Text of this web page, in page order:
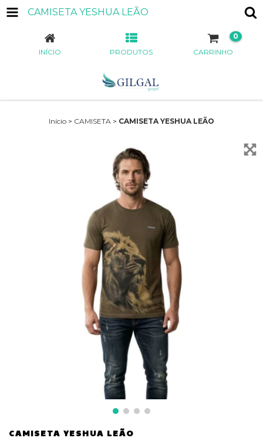
CAMISETA YESHUA LEÃO
INÍCIO PRODUTOS CARRINHO
0
Início > CAMISETA > CAMISETA YESHUA LEÃO
CAMISETA YESHUA LEÃO